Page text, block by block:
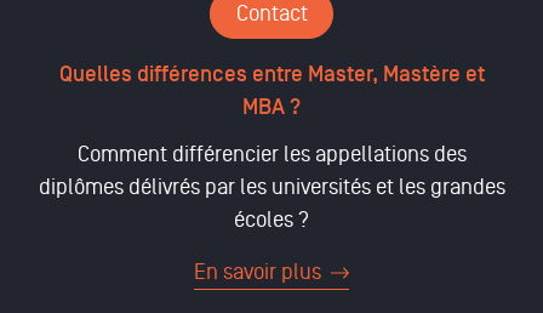
Contact
Quelles différences entre Master, Mastère et
MBA ?
Comment différencier les appellations des
diplômes délivrés par les universités et les grandes
écoles ?
En savoir plus